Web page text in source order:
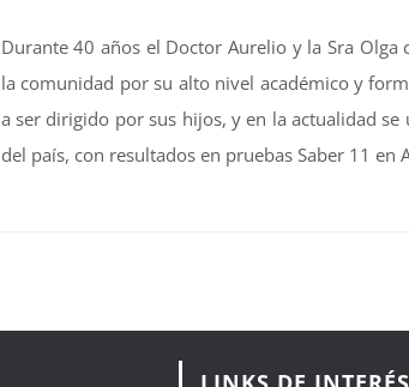
Durante 40 años el Doctor Aurelio y la Sra
la comunidad por su alto nivel académico y
a ser dirigido por sus hijos, y en la actualidad
del país, con resultados en pruebas Saber 11 en